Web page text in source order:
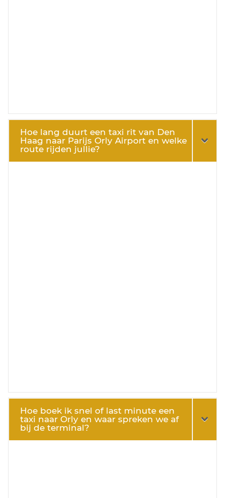
Hoe lang duurt een taxi rit van Den
Haag naar Parijs Orly Airport en welke
route rijden jullie?
Hoe boek ik snel of last minute een
taxi naar Orly en waar spreken we af
bij de terminal?